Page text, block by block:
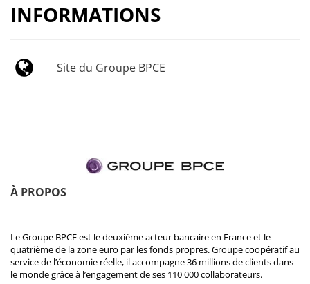
INFORMATIONS
Site du Groupe BPCE
À PROPOS
Le Groupe BPCE est le deuxième acteur bancaire en France et le
quatrième de la zone euro par les fonds propres. Groupe coopératif au
service de l’économie réelle, il accompagne 36 millions de clients dans
le monde grâce à l’engagement de ses 110 000 collaborateurs.